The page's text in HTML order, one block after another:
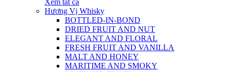
Xem tất cả
Hương Vị Whisky
BOTTLED-IN-BOND
DRIED FRUIT AND NUT
ELEGANT AND FLORAL
FRESH FRUIT AND VANILLA
MALT AND HONEY
MARITIME AND SMOKY